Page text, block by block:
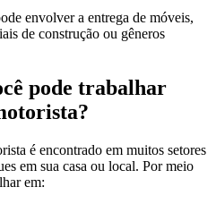
envolver a entrega de móveis,
de construção ou gêneros
pode trabalhar
é encontrado em muitos setores
em sua casa ou local. Por meio
em: